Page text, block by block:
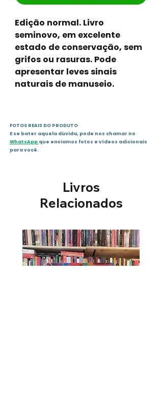
Edição normal. Livro
seminovo, em excelente
estado de conservação, sem
grifos ou rasuras. Pode
apresentar leves sinais
naturais de manuseio.
FOTOS REAIS DO PRODUTO
E se bater aquela dúvida, pode nos chamar no
WhatsApp que enviamos fotos e vídeos adicionais
para você.
Livros
Relacionados